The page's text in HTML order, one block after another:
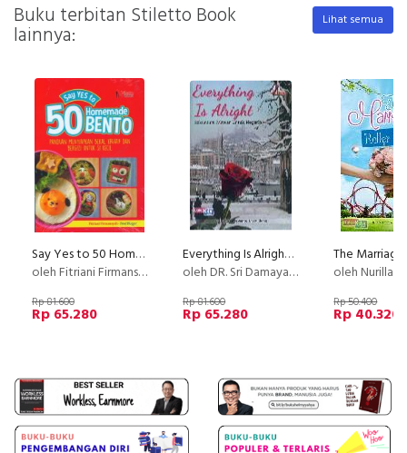
Buku terbitan Stiletto Book
lainnya:
Lihat semua
Say Yes to 50 Homemade Bento
oleh Fitriani Firmansyah - Food Blogger
Rp 81.600
Rp 65.280
Everything Is Alright - Sekuntum Mawar Untuk Negeri
oleh DR. Sri Damayanty Manullang
Rp 81.600
Rp 65.280
oleh Nurilla
Rp 50.400
Rp 40.320